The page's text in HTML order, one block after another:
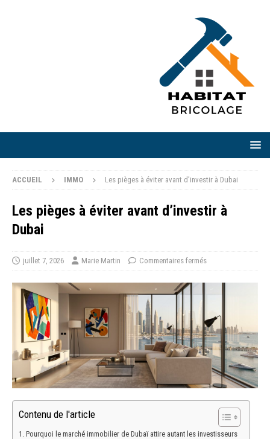
ACCUEIL IMMO Les pièges à éviter avant d’investir à Dubai
Les pièges à éviter avant d’investir à
Dubai
juillet 7, 2026 Marie Martin Commentaires fermés
Contenu de l'article
Pourquoi le marché immobilier de Dubaï attire autant les investisseurs